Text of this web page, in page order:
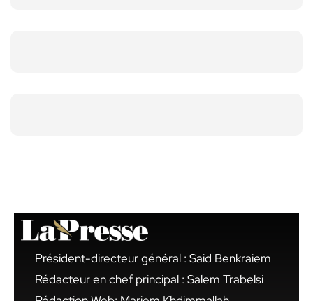
Président-directeur général : Said Benkraiem
Rédacteur en chef principal : Salem Trabelsi